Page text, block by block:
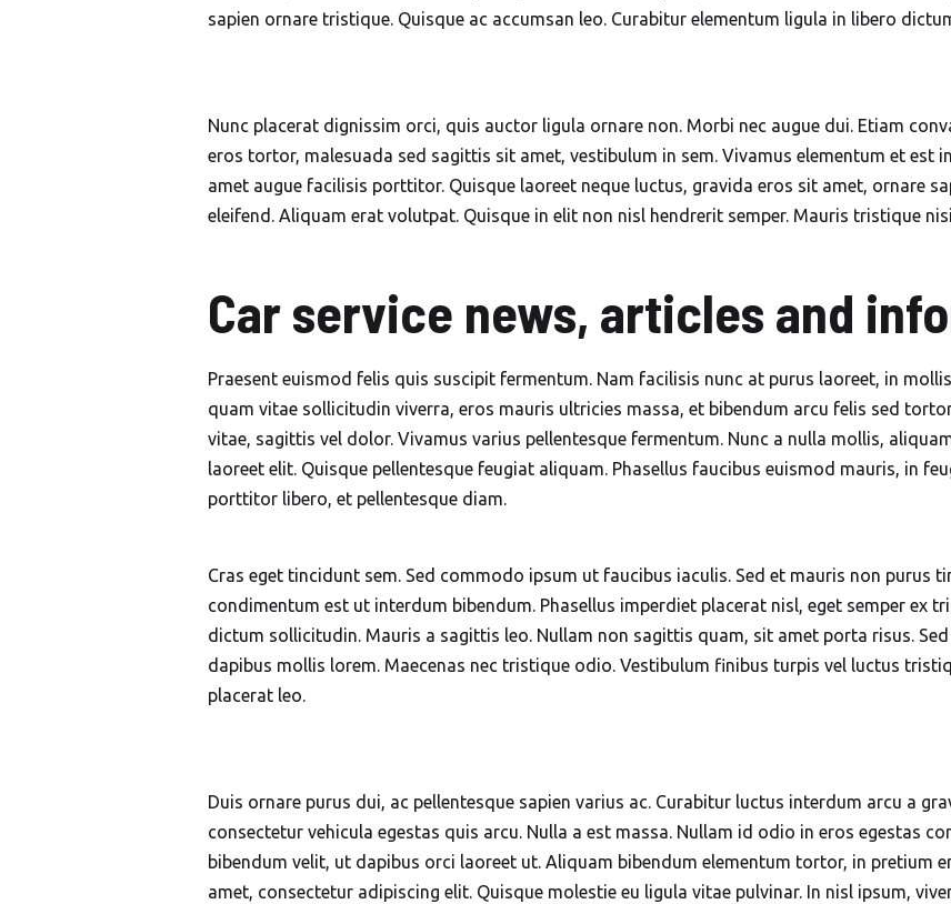
sapien ornare tristique. Quisque ac accumsan leo. Curabitur elementum ligula in libero
Nunc placerat dignissim orci, quis auctor ligula ornare non. Morbi nec augue dui. Etiam
eros tortor, malesuada sed sagittis sit amet, vestibulum in sem. Vivamus elementum et est
amet augue facilisis porttitor. Quisque laoreet neque luctus, gravida eros sit amet, ornare
eleifend. Aliquam erat volutpat. Quisque in elit non nisl hendrerit semper. Mauris tristique
Car service news, articles and
Praesent euismod felis quis suscipit fermentum. Nam facilisis nunc at purus laoreet, in
quam vitae sollicitudin viverra, eros mauris ultricies massa, et bibendum arcu felis sed
vitae, sagittis vel dolor. Vivamus varius pellentesque fermentum. Nunc a nulla mollis,
laoreet elit. Quisque pellentesque feugiat aliquam. Phasellus faucibus euismod mauris, in
porttitor libero, et pellentesque diam.
Cras eget tincidunt sem. Sed commodo ipsum ut faucibus iaculis. Sed et mauris non purus
condimentum est ut interdum bibendum. Phasellus imperdiet placerat nisl, eget semper ex
dictum sollicitudin. Mauris a sagittis leo. Nullam non sagittis quam, sit amet porta risus.
dapibus mollis lorem. Maecenas nec tristique odio. Vestibulum finibus turpis vel luctus
placerat leo.
Duis ornare purus dui, ac pellentesque sapien varius ac. Curabitur luctus interdum arcu a
consectetur vehicula egestas quis arcu. Nulla a est massa. Nullam id odio in eros egestas
bibendum velit, ut dapibus orci laoreet ut. Aliquam bibendum elementum tortor, in pretium
amet, consectetur adipiscing elit. Quisque molestie eu ligula vitae pulvinar. In nisl ipsum,